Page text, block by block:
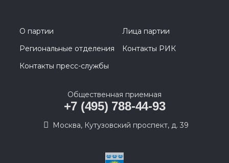
О партии
Лица партии
Региональные отделения
Контакты РИК
Контакты пресс-службы
Общественная приемная
+7 (495) 788-44-93
Москва, Кутузовский проспект, д. 39